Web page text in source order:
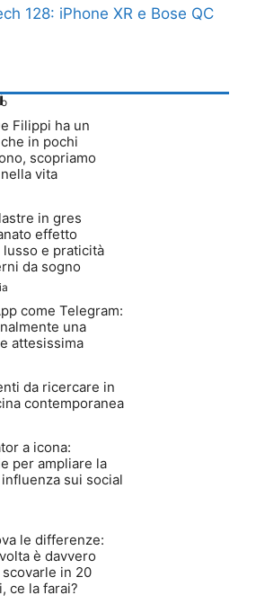
128: iPhone XR e Bose QC
Filippi ha un
in pochi
scopriamo
vita
in gres
effetto
lusso e praticità
da sogno
come Telegram:
una
attesissima
da ricercare in
contemporanea
a icona:
per ampliare la
sui social
le differenze:
è davvero
in 20
ce la farai?